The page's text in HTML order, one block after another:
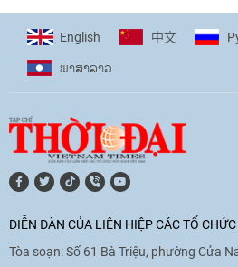
11:10|17/06/2026
hòa bình, hữu
cho Đại sứ
17:25| 13/06/2026
English 中文
ພາ​ສາ​ລາວ
DIỄN ĐÀN CỦA LIÊN HIỆP CÁC TỔ
Tòa soạn: Số 61 Bà Triệu, phường Cửa